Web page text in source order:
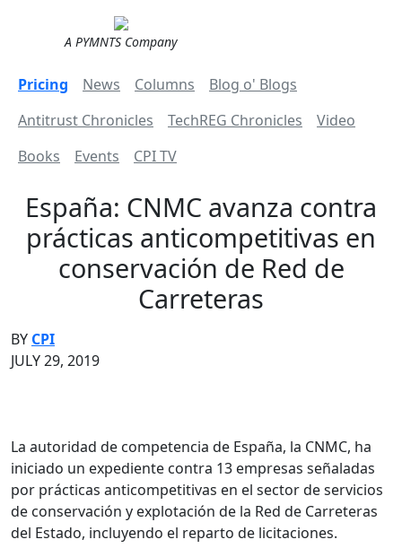
A PYMNTS Company
Pricing News Columns
Blog o' Blogs
Antitrust Chronicles
TechREG Chronicles
Video
Books
Events CPI TV
España: CNMC avanza contra
prácticas anticompetitivas en
conservación de Red de
Carreteras
BY CPI
JULY 29, 2019
La autoridad de competencia de España, la CNMC, ha
iniciado un expediente contra 13 empresas señaladas
por prácticas anticompetitivas en el sector de servicios
de conservación y explotación de la Red de Carreteras
del Estado, incluyendo el reparto de licitaciones.